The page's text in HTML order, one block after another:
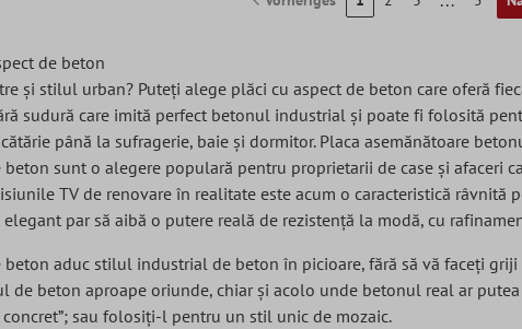
de beton
și stilul urban? Puteți alege plăci cu aspect de beton care oferă
sudură care imită perfect betonul industrial și poate fi folosită
până la sufragerie, baie și dormitor. Placa asemănătoare
beton sunt o alegere populară pentru proprietarii de case și afaceri
TV de renovare în realitate este acum o caracteristică râvnită
par să aibă o putere reală de rezistență la modă, cu
beton aduc stilul industrial de beton în picioare, fără să vă faceți
de beton aproape oriunde, chiar și acolo unde betonul real ar
concret”; sau folosiți-l pentru un stil unic de mozaic.